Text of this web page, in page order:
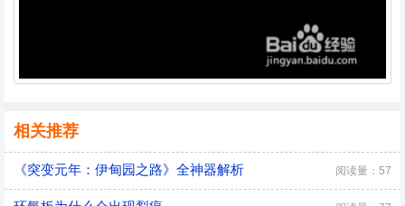
相关推荐
《突变元年：伊甸园之路》全神器解析 阅读量：57